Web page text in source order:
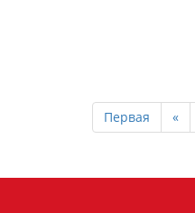
Первая «